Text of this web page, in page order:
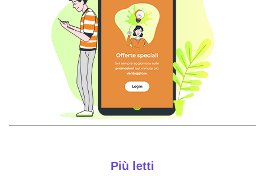
Più letti